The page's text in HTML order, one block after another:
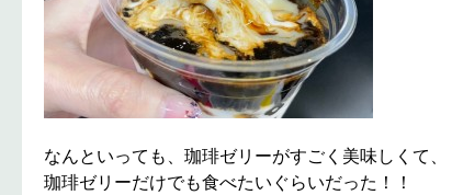
なんといっても、珈琲ゼリーがすごく美味しくて、
珈琲ゼリーだけでも食べたいぐらいだった！！